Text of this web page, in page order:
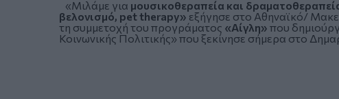
«Μιλάμε για μουσικοθεραπεία και
βελονισμό, pet therapy»εξήγησε στο Αθηναϊκό/
τη συμμετοχή του προγράματος «Αίγλη» που
Κοινωνικής Πολιτικής» που ξεκίνησε σήμερα στο